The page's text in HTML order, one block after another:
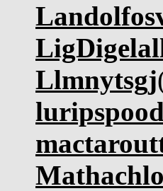
Llmnytsgj